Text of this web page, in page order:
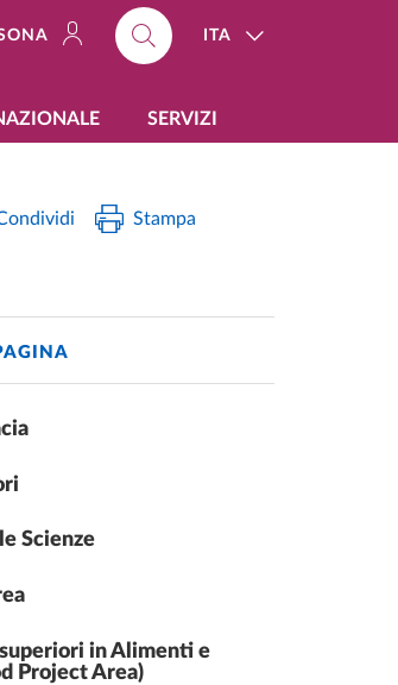
ITA
SERVIZI
Stampa
Scienze
in Alimenti e
Project Area)